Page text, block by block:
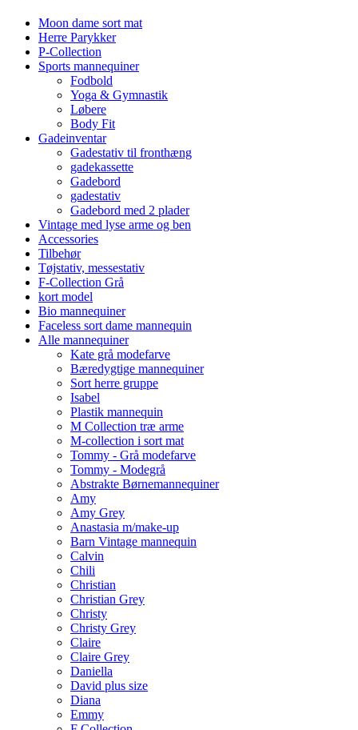
Moon dame sort mat
Herre Parykker
P-Collection
Sports mannequiner
Fodbold
Yoga & Gymnastik
Løbere
Body Fit
Gadeinventar
Gadestativ til fronthæng
gadekassette
Gadebord
gadestativ
Gadebord med 2 plader
Vintage med lyse arme og ben
Accessories
Tilbehør
Tøjstativ, messestativ
F-Collection Grå
kort model
Bio mannequiner
Faceless sort dame mannequin
Alle mannequiner
Kate grå modefarve
Bæredygtige mannequiner
Sort herre gruppe
Isabel
Plastik mannequin
M Collection træ arme
M-collection i sort mat
Tommy - Grå modefarve
Tommy - Modegrå
Abstrakte Børnemannequiner
Amy
Amy Grey
Anastasia m/make-up
Barn Vintage mannequin
Calvin
Chili
Christian
Christian Grey
Christy
Christy Grey
Claire
Claire Grey
Daniella
David plus size
Diana
Emmy